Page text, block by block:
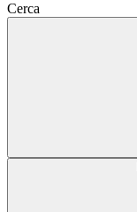
Cerca